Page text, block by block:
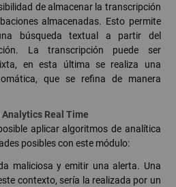
de almacenar la transcripción
almacenadas. Esto permite
búsqueda textual a partir del
La transcripción puede ser
en esta última se realiza una
que se refina de manera
Analytics Real Time
aplicar algoritmos de analítica
posibles con este módulo:
maliciosa y emitir una alerta. Una
contexto, sería la realizada por un